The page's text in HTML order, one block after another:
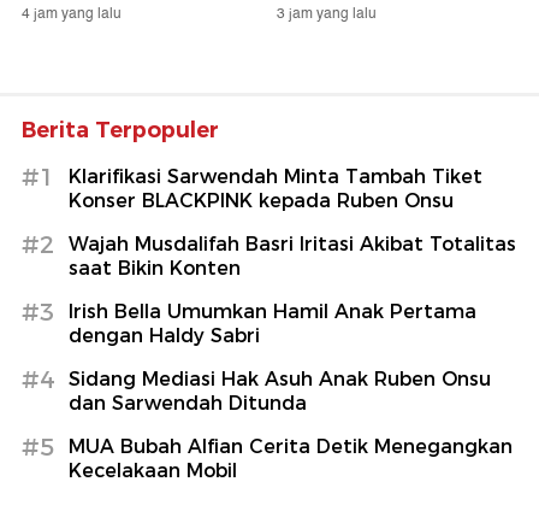
4 jam yang lalu 3 jam yang lalu
Berita Terpopuler
#1
Klarifikasi Sarwendah Minta Tambah Tiket
Konser BLACKPINK kepada Ruben Onsu
#2
Wajah Musdalifah Basri Iritasi Akibat Totalitas
saat Bikin Konten
#3
Irish Bella Umumkan Hamil Anak Pertama
dengan Haldy Sabri
#4
Sidang Mediasi Hak Asuh Anak Ruben Onsu
dan Sarwendah Ditunda
#5
MUA Bubah Alfian Cerita Detik Menegangkan
Kecelakaan Mobil